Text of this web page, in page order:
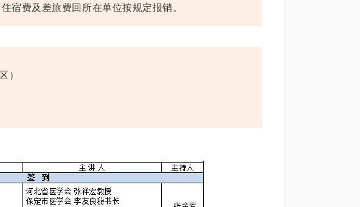
宿费及差旅费回所在单位按规定报销。
）